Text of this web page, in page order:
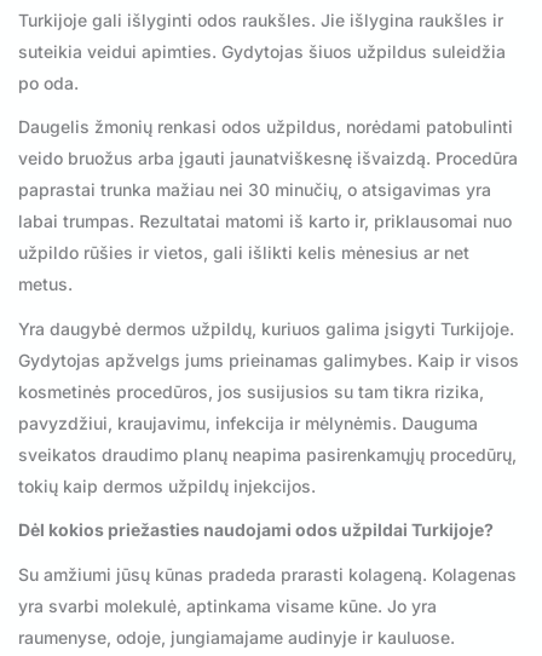
Turkijoje gali išlyginti odos raukšles. Jie išlygina raukšles ir
suteikia veidui apimties. Gydytojas šiuos užpildus suleidžia
po oda.
Daugelis žmonių renkasi odos užpildus, norėdami patobulinti
veido bruožus arba įgauti jaunatviškesnę išvaizdą. Procedūra
paprastai trunka mažiau nei 30 minučių, o atsigavimas yra
labai trumpas. Rezultatai matomi iš karto ir, priklausomai nuo
užpildo rūšies ir vietos, gali išlikti kelis mėnesius ar net
metus.
Yra daugybė dermos užpildų, kuriuos galima įsigyti Turkijoje.
Gydytojas apžvelgs jums prieinamas galimybes. Kaip ir visos
kosmetinės procedūros, jos susijusios su tam tikra rizika,
pavyzdžiui, kraujavimu, infekcija ir mėlynėmis. Dauguma
sveikatos draudimo planų neapima pasirenkamųjų procedūrų,
tokių kaip dermos užpildų injekcijos.
Dėl kokios priežasties naudojami odos užpildai Turkijoje?
Su amžiumi jūsų kūnas pradeda prarasti kolageną. Kolagenas
yra svarbi molekulė, aptinkama visame kūne. Jo yra
raumenyse, odoje, jungiamajame audinyje ir kauluose.